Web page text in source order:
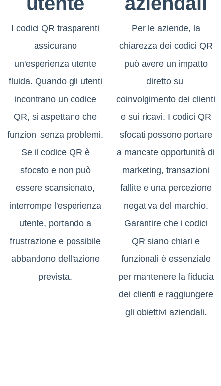
I codici QR trasparenti
assicurano
un'esperienza utente
fluida. Quando gli utenti
incontrano un codice
QR, si aspettano che
funzioni senza problemi.
Se il codice QR è
sfocato e non può
essere scansionato,
interrompe l'esperienza
utente, portando a
frustrazione e possibile
abbandono dell'azione
prevista.
Per le aziende, la
chiarezza dei codici QR
può avere un impatto
diretto sul
coinvolgimento dei clienti
e sui ricavi. I codici QR
sfocati possono portare
a mancate opportunità di
marketing, transazioni
fallite e una percezione
negativa del marchio.
Garantire che i codici
QR siano chiari e
funzionali è essenziale
per mantenere la fiducia
dei clienti e raggiungere
gli obiettivi aziendali.